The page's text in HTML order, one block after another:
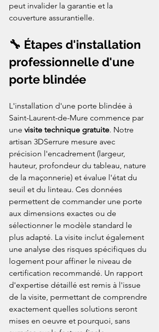
peut invalider la garantie et la
couverture assurantielle.
🔧 Étapes d'installation
professionnelle d'une
porte blindée
L'installation d'une porte blindée à
Saint-Laurent-de-Mure commence par
une visite technique gratuite. Notre
artisan 3DSerrure mesure avec
précision l'encadrement (largeur,
hauteur, profondeur du tableau, nature
de la maçonnerie) et évalue l'état du
seuil et du linteau. Ces données
permettent de commander une porte
aux dimensions exactes ou de
sélectionner le modèle standard le
plus adapté. La visite inclut également
une analyse des risques spécifiques du
logement pour affiner le niveau de
certification recommandé. Un rapport
d'expertise détaillé est remis à l'issue
de la visite, permettant de comprendre
exactement quelles solutions seront
mises en oeuvre et pourquoi, sans